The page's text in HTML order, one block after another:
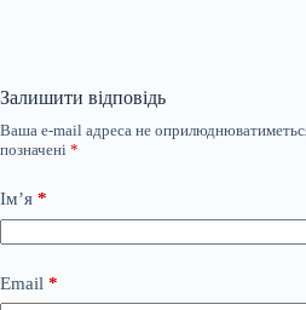
Залишити відповідь
Ваша e-mail адреса не
позначені *
Ім’я *
Email *